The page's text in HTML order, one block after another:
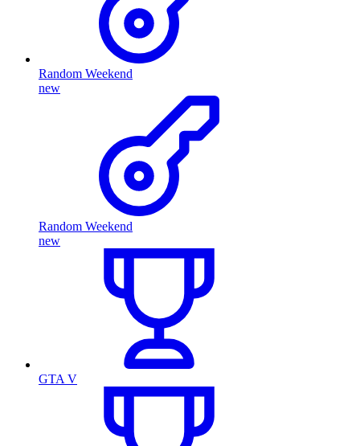
Random Weekend
new
Random Weekend
new
GTA V